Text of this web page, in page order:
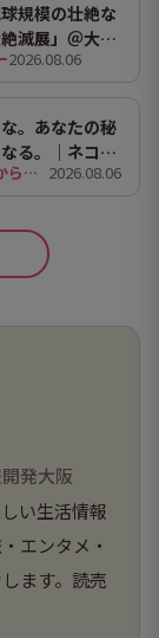
規模の壮絶な
滅展」＠大阪
2026.08.06
。あなたの秘
る。｜ネコ坊
人間さんへ今日の
2026.08.06
発大阪
い生活情報
エンタメ・
ます。読売